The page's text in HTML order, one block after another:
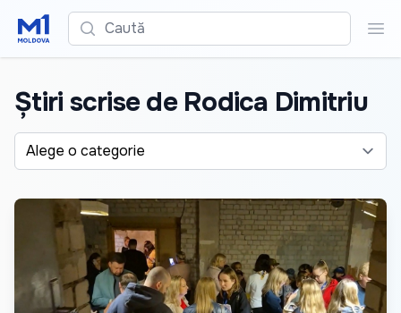
Caută
Știri scrise de Rodica Dimitriu
Alege o categorie